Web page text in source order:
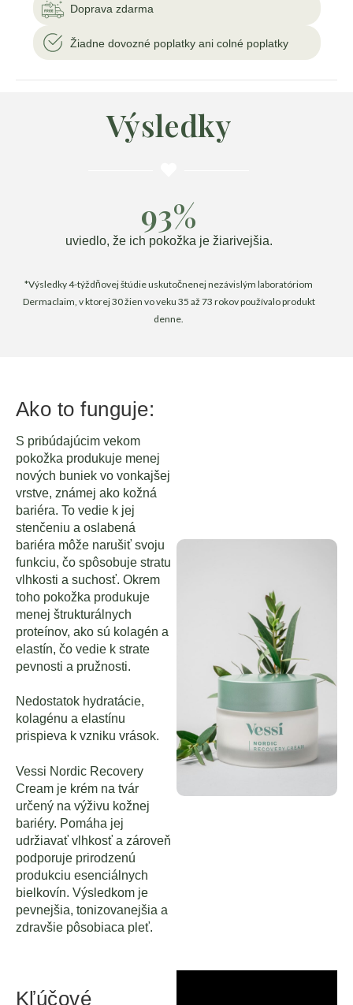
Doprava zdarma
Žiadne dovozné poplatky ani colné poplatky
Výsledky
93%
uviedlo, že ich pokožka je žiarivejšia.
*Výsledky 4-týždňovej štúdie uskutočnenej nezávislým laboratóriom
Dermaclaim, v ktorej 30 žien vo veku 35 až 73 rokov používalo produkt
denne.
Ako to funguje:
S pribúdajúcim vekom
pokožka produkuje menej
nových buniek vo vonkajšej
vrstve, známej ako kožná
bariéra. To vedie k jej
stenčeniu a oslabená
bariéra môže narušiť svoju
funkciu, čo spôsobuje stratu
vlhkosti a suchosť. Okrem
toho pokožka produkuje
menej štrukturálnych
proteínov, ako sú kolagén a
elastín, čo vedie k strate
pevnosti a pružnosti.
Nedostatok hydratácie,
kolagénu a elastínu
prispieva k vzniku vrások.
Vessi Nordic Recovery
Cream je krém na tvár
určený na výživu kožnej
bariéry. Pomáha jej
udržiavať vlhkosť a zároveň
podporuje prirodzenú
produkciu esenciálnych
bielkovín. Výsledkom je
pevnejšia, tonizovanejšia a
zdravšie pôsobiaca pleť.
Kľúčové